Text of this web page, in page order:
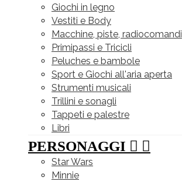
Giochi in legno
Vestiti e Body
Macchine, piste, radiocomandi
Primipassi e Tricicli
Peluches e bambole
Sport e Giochi all'aria aperta
Strumenti musicali
Trillini e sonagli
Tappeti e palestre
Libri
PERSONAGGI  
Star Wars
Minnie